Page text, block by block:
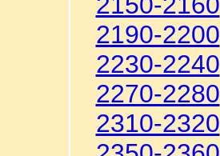
2190-2200
2230-2240
2270-2280
2310-2320